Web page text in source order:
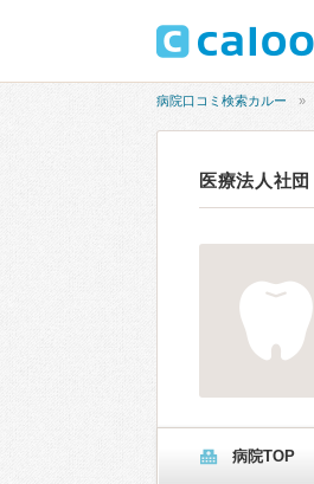
病院口コミ検索カルー
医療法人社団
病院TOP